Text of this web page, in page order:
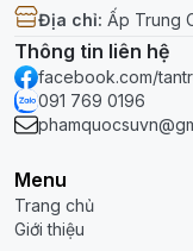
Địa chỉ: Ấp Trung
Thông tin liên hệ
facebook.com/
091 769 0196
Menu
Trang chủ
Giới thiệu